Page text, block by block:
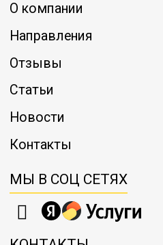
О компании
Направления
Отзывы
Статьи
Новости
Контакты
МЫ В СОЦ СЕТЯХ